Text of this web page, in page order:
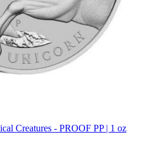
Creatures - PROOF PP | 1 oz